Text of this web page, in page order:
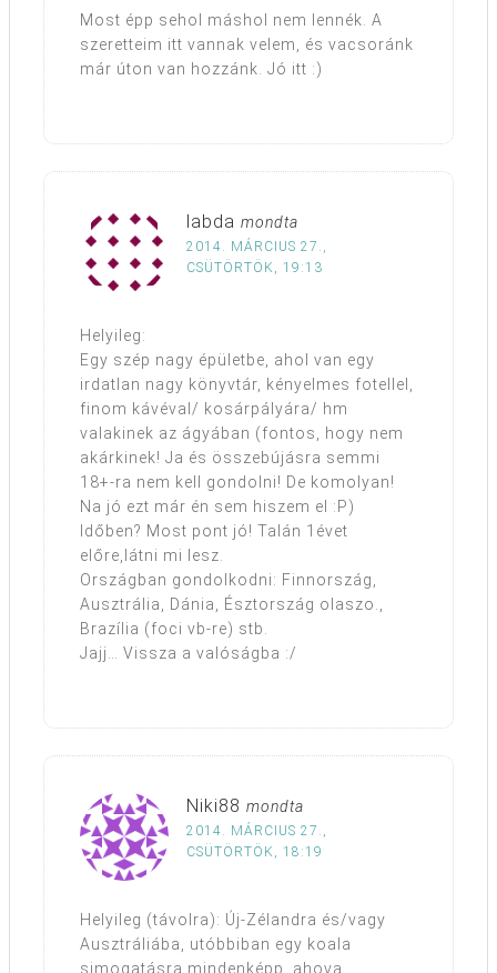
Most épp sehol máshol nem lennék. A
szeretteim itt vannak velem, és vacsoránk
már úton van hozzánk. Jó itt :)
labda mondta
2014. MÁRCIUS 27.,
CSÜTÖRTÖK, 19:13
Helyileg:
Egy szép nagy épületbe, ahol van egy
irdatlan nagy könyvtár, kényelmes fotellel,
finom kávéval/ kosárpályára/ hm
valakinek az ágyában (fontos, hogy nem
akárkinek! Ja és összebújásra semmi
18+-ra nem kell gondolni! De komolyan!
Na jó ezt már én sem hiszem el :P)
Időben? Most pont jó! Talán 1évet
előre,látni mi lesz.
Országban gondolkodni: Finnország,
Ausztrália, Dánia, Észtország olaszo.,
Brazília (foci vb-re) stb.
Jajj… Vissza a valóságba :/
Niki88 mondta
2014. MÁRCIUS 27.,
CSÜTÖRTÖK, 18:19
Helyileg (távolra): Új-Zélandra és/vagy
Ausztráliába, utóbbiban egy koala
simogatásra mindenképp, ahova